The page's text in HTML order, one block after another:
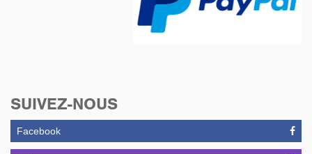
SUIVEZ-NOUS
Facebook